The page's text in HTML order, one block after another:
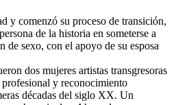
y comenzó su proceso de transición,
de la historia en someterse a
de sexo, con el apoyo de su esposa
dos mujeres artistas transgresoras
y reconocimiento
décadas del siglo XX. Un